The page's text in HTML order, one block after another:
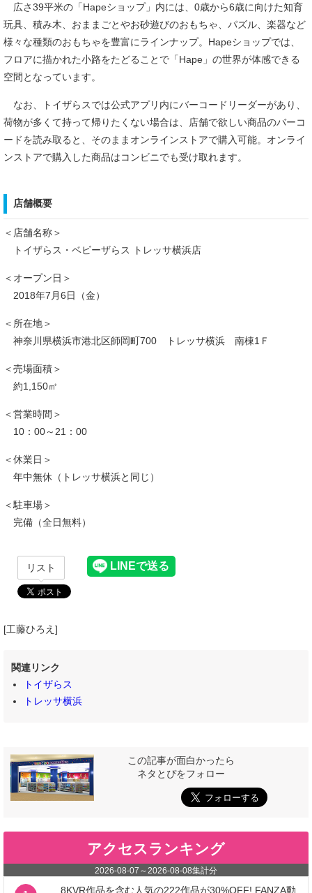
広さ39平米の「Hapeショップ」内には、0歳から6歳に向けた知育
玩具、積み木、おままごとやお砂遊びのおもちゃ、パズル、楽器など
様々な種類のおもちゃを豊富にラインナップ。Hapeショップでは、
フロアに描かれた小路をたどることで「Hape」の世界が体感できる
空間となっています。
なお、トイザらスでは公式アプリ内にバーコードリーダーがあり、
荷物が多くて持って帰りたくない場合は、店舗で欲しい商品のバーコ
ードを読み取ると、そのままオンラインストアで購入可能。オンライ
ンストアで購入した商品はコンビニでも受け取れます。
店舗概要
＜店舗名称＞
トイザらス・ベビーザらス トレッサ横浜店
＜オープン日＞
2018年7月6日（金）
＜所在地＞
神奈川県横浜市港北区師岡町700 トレッサ横浜 南棟1Ｆ
＜売場面積＞
約1,150㎡
＜営業時間＞
10：00～21：00
＜休業日＞
年中無休（トレッサ横浜と同じ）
＜駐車場＞
完備（全日無料）
リスト
[工藤ひろえ]
関連リンク
トイザらス
トレッサ横浜
この記事が面白かったら
ネタとぴをフォロー
アクセスランキング
2026-08-07 ～ 2026-08-08集計分
8KVR作品を含む人気の222作品が30%OFF! FANZA動